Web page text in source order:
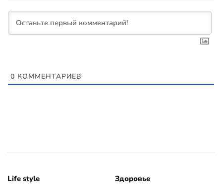
0 КОММЕНТАРИЕВ
Life style
Здоровье